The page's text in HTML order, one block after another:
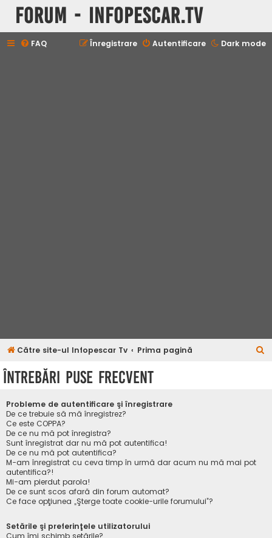
Forum - InfoPescar.Tv
Dark mode
FAQ Autentificare
Înregistrare
Către site-ul Infopescar Tv Prima pagină
Întrebări puse frecvent
Probleme de autentificare şi înregistrare
De ce trebuie să mă înregistrez?
Ce este COPPA?
De ce nu mă pot înregistra?
Sunt înregistrat dar nu mă pot autentifica!
De ce nu mă pot autentifica?
M-am înregistrat cu ceva timp în urmă dar acum nu mă mai pot
autentifica?!
Mi-am pierdut parola!
De ce sunt scos afară din forum automat?
Ce face opţiunea „Şterge toate cookie-urile forumului”?
Setările şi preferinţele utilizatorului
Cum îmi schimb setările?